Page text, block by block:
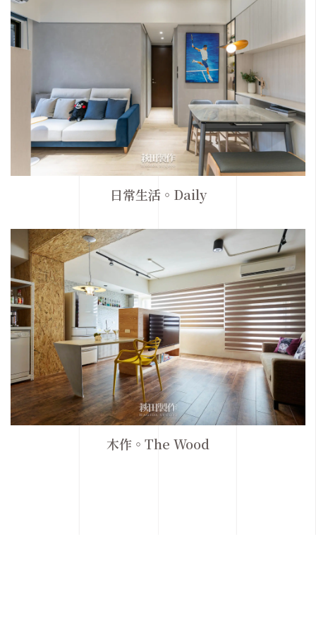
日常生活。Daily
木作。The Wood